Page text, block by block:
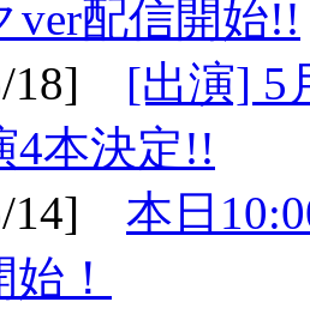
ver配信開始!!
18] [出演] 5
4本決定!!
14] 本日
！